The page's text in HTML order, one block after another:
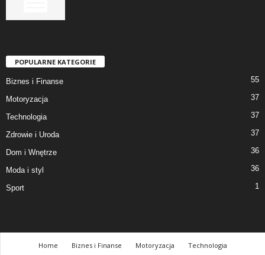
POPULARNE KATEGORIE
Biznes i Finanse 55
Motoryzacja 37
Technologia 37
Zdrowie i Uroda 37
Dom i Wnętrze 36
Moda i styl 36
Sport 1
Home Biznes i Finanse Motoryzacja Technologia